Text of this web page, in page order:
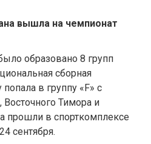
вышла на чемпионат
образовано 8 групп
сборная
в группу «F» с
Тимора и
прошли в спорткомплексе
сентября.